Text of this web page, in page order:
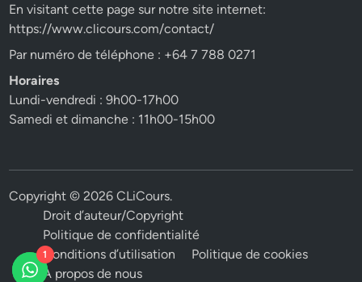
En visitant cette page sur notre site internet:
https://www.clicours.com/contact/
Par numéro de téléphone : +64 7 788 0271
Horaires
Lundi-vendredi : 9h00-17h00
Samedi et dimanche : 11h00-15h00
Copyright © 2026CLiCours.
Droit d’auteur/Copyright
Politique de confidentialité
Conditions d’utilisation
Politique de cookies
A propos de nous
1